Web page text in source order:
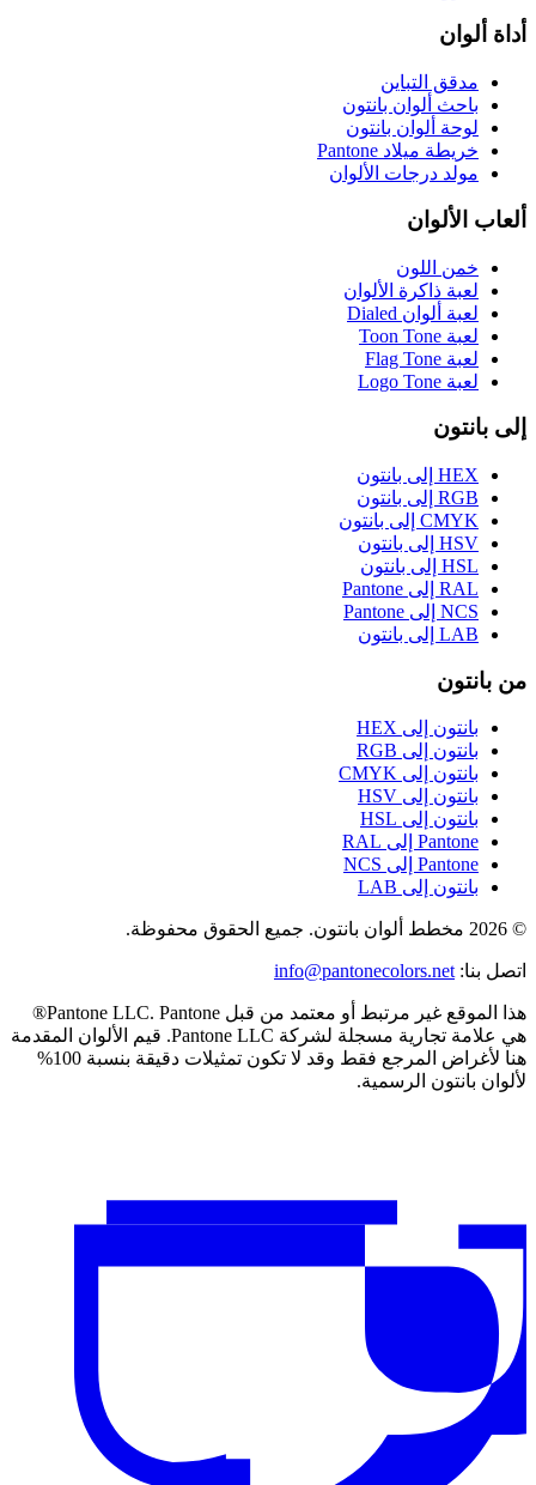
أداة ألوان
مدقق التباين
باحث ألوان بانتون
لوحة ألوان بانتون
خريطة ميلاد Pantone
مولد درجات الألوان
ألعاب الألوان
خمن اللون
لعبة ذاكرة الألوان
لعبة ألوان Dialed
لعبة Toon Tone
لعبة Flag Tone
لعبة Logo Tone
إلى بانتون
HEX إلى بانتون
RGB إلى بانتون
CMYK إلى بانتون
HSV إلى بانتون
HSL إلى بانتون
RAL إلى Pantone
NCS إلى Pantone
LAB إلى بانتون
من بانتون
بانتون إلى HEX
بانتون إلى RGB
بانتون إلى CMYK
بانتون إلى HSV
بانتون إلى HSL
Pantone إلى RAL
Pantone إلى NCS
بانتون إلى LAB
© 2026 مخطط ألوان بانتون. جميع الحقوق محفوظة.
اتصل بنا:
info@pantonecolors.net
هذا الموقع غير مرتبط أو معتمد من قبل Pantone LLC. Pantone®
هي علامة تجارية مسجلة لشركة Pantone LLC. قيم الألوان المقدمة
هنا لأغراض المرجع فقط وقد لا تكون تمثيلات دقيقة بنسبة 100%
لألوان بانتون الرسمية.